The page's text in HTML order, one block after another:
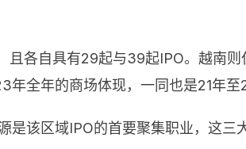
各自具有29起与39起IPO。越南
全年的商场体现，一同也是21年至
是该区域IPO的首要聚集职业，这